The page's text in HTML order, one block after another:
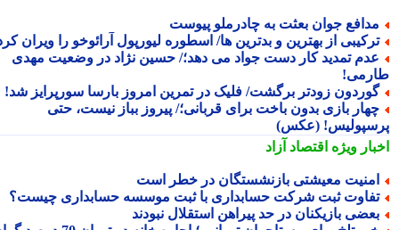
جوان بعثت به چادرملو پیوست
از بهترین و بدترین ها/ اسطوره لیورپول آرائوخو را ویران کرد!
تمدید کار دست جواد می دهد؛/ حسین نژاد در وضعیت مهدی
زودتر برگشت/ فلیک در تمرین امروز بارسا سورپرایز شد!
بازی بدون باخت برای قربانی؛/ پیروز بباز نیست، حتی
(عکس)
ویژهاقتصاد آزاد
معیشتی بازنشستگان در خطر است
ثبت شرکت حسابداری با ثبت موسسه حسابداری چیست؟
بازیکنان در حد پیراهن استقلال نبودند